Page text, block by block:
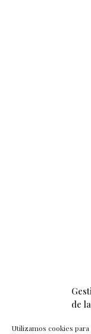
de
Utilizamos cookies